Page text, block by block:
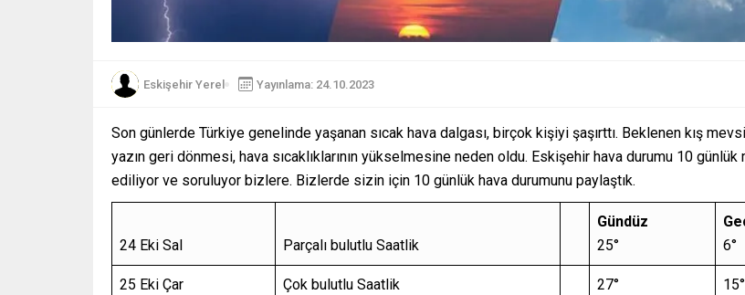
Eskişehir Yerel Yayınlama: 24.10.2023
Son günlerde Türkiye genelinde yaşanan sıcak hava dalgası, birçok kişiyi şaşırttı. Beklenen kış
yazın geri dönmesi, hava sıcaklıklarının yükselmesine neden oldu. Eskişehir hava durumu 10 günlük
ediliyor ve soruluyor bizlere. Bizlerde sizin için 10 günlük hava durumunu paylaştık.
24 Eki Sal Parçalı bulutlu Saatlik
Gündüz
25°
6°
25 Eki Çar Çok bulutlu Saatlik 27° 15°